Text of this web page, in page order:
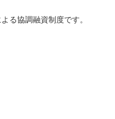
る協調融資制度です。